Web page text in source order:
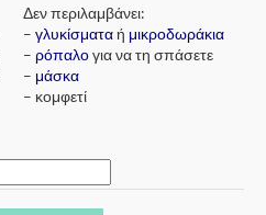
Δεν περιλαμβάνει:
– γλυκίσματαή μικροδωράκια
– ρόπαλογια να τη σπάσετε
– μάσκα
– κομφετί